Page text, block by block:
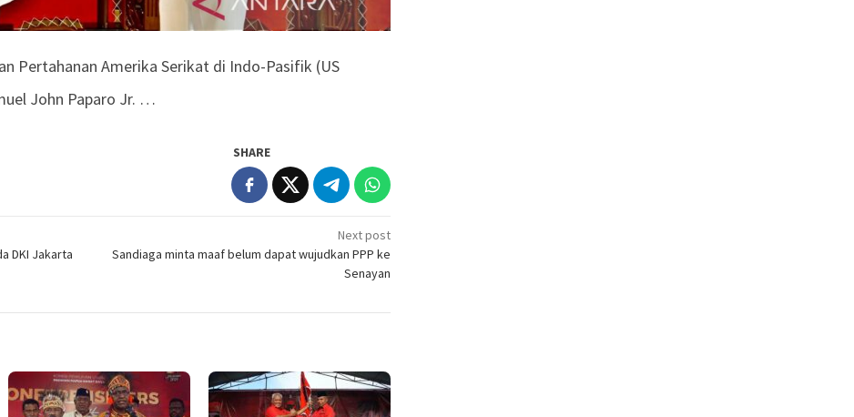
Pertahanan Amerika Serikat di Indo-Pasifik (US
John Paparo Jr. …
SHARE
DKI Jakarta
Next post
Sandiaga minta maaf belum dapat wujudkan PPP ke
Senayan